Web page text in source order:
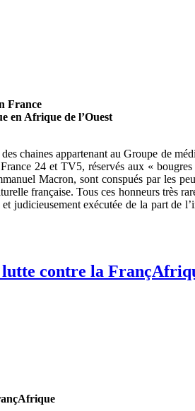
France
en Afrique de l’Ouest
chaines appartenant au Groupe de
24 et TV5, réservés aux «
Macron, sont conspués par les
française. Tous ces honneurs très
judicieusement exécutée de la part de
lutte contre la